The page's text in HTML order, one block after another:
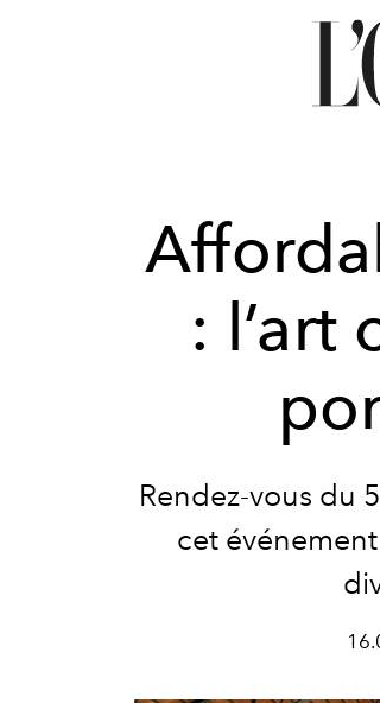
: l’art
Rendez-vous du
cet événement